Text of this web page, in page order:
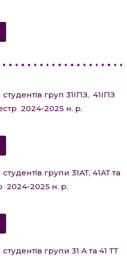
груп 31ІПЗ, 41ІПЗ
2024-2025 н. р.
групи 31АТ, 41АТ та
2024-2025 н. р.
групи 31 А та 41 ТТ